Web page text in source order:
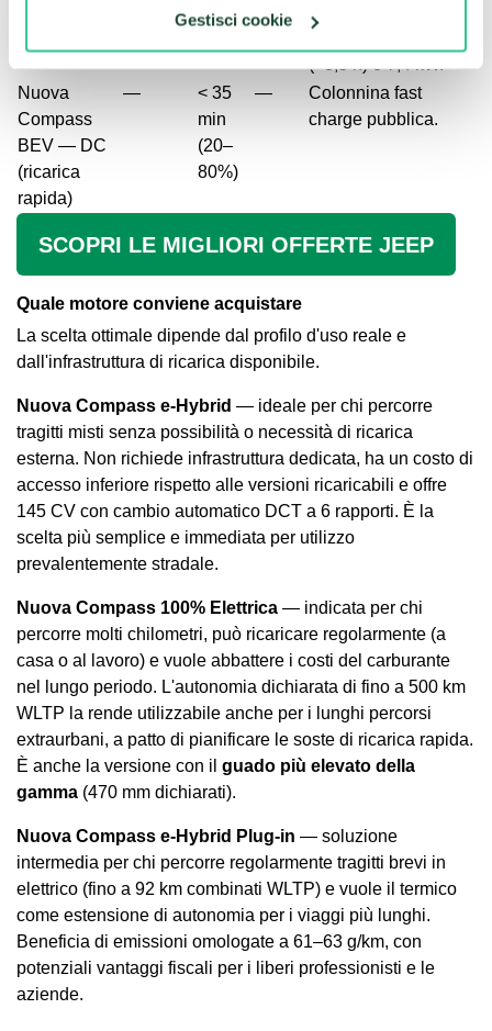
Gestisci cookie
Stesso hardware
Nuova
Compass
BEV — DC
(ricarica
rapida)
—
< 35
min
(20–
80%)
—
Colonnina fast
charge pubblica.
SCOPRI LE MIGLIORI OFFERTE JEEP
Quale motore conviene acquistare
La scelta ottimale dipende dal profilo d'uso reale e
dall'infrastruttura di ricarica disponibile.
Nuova Compass e-Hybrid — ideale per chi percorre
tragitti misti senza possibilità o necessità di ricarica
esterna. Non richiede infrastruttura dedicata, ha un costo di
accesso inferiore rispetto alle versioni ricaricabili e offre
145 CV con cambio automatico DCT a 6 rapporti. È la
scelta più semplice e immediata per utilizzo
prevalentemente stradale.
Nuova Compass 100% Elettrica — indicata per chi
percorre molti chilometri, può ricaricare regolarmente (a
casa o al lavoro) e vuole abbattere i costi del carburante
nel lungo periodo. L'autonomia dichiarata di fino a 500 km
WLTP la rende utilizzabile anche per i lunghi percorsi
extraurbani, a patto di pianificare le soste di ricarica rapida.
È anche la versione con il guado più elevato della
gamma (470 mm dichiarati).
Nuova Compass e-Hybrid Plug-in — soluzione
intermedia per chi percorre regolarmente tragitti brevi in
elettrico (fino a 92 km combinati WLTP) e vuole il termico
come estensione di autonomia per i viaggi più lunghi.
Beneficia di emissioni omologate a 61–63 g/km, con
potenziali vantaggi fiscali per i liberi professionisti e le
aziende.